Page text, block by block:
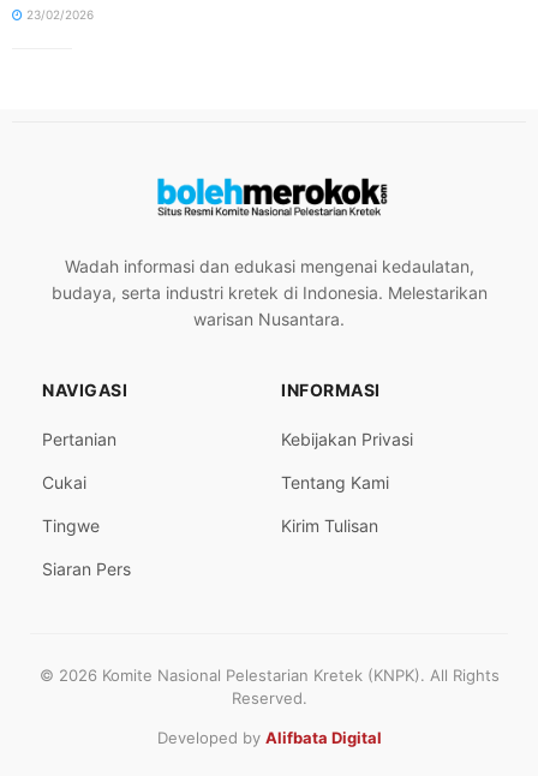
23/02/2026
Wadah informasi dan edukasi mengenai kedaulatan,
budaya, serta industri kretek di Indonesia. Melestarikan
warisan Nusantara.
NAVIGASI
Pertanian
Cukai
Tingwe
Siaran Pers
INFORMASI
Kebijakan Privasi
Tentang Kami
Kirim Tulisan
© 2026 Komite Nasional Pelestarian Kretek (KNPK). All Rights
Reserved.
Developed by Alifbata Digital